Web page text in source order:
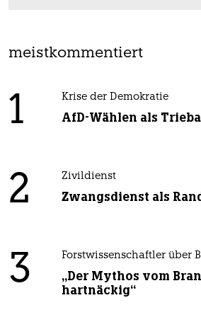
meistkommentiert
1 Krise der Demokratie
AfD-Wählen als
2 Zivildienst
Zwangsdienst als
3 Forstwissenschaftler über
„Der Mythos vom
hartnäckig“